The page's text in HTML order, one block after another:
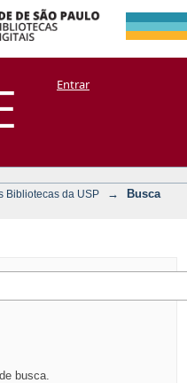
+ CoriscoEntrar
Bibliotecas da USP →
Busca
busca.